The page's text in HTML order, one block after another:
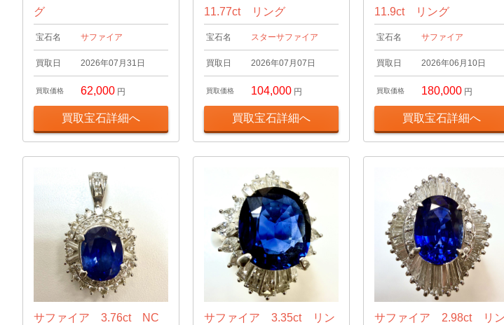
グ
宝石名 サファイア
買取日 2026年07月31日
買取価格 62,000 円
買取宝石詳細へ
11.77ct リング
宝石名 スターサファイア
買取日 2026年07月07日
買取価格 104,000 円
買取宝石詳細へ
11.9ct リング
宝石名 サファイア
買取日 2026年06月10日
買取価格 180,000 円
買取宝石詳細へ
サファイア 3.76ct NC
サファイア 3.35ct リン
サファイア 2.98ct リン